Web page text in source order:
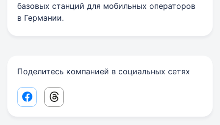
базовых станций для мобильных операторов
в Германии.
Поделитесь компанией в социальных сетях
Facebook share link
Threads share link